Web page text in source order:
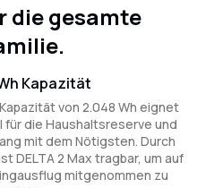
die gesamte
Kapazität
von 2.048 Wh eignet
für die Haushaltsreserve und
mit dem Nötigsten. Durch
DELTA 2 Max tragbar, um auf
mitgenommen zu